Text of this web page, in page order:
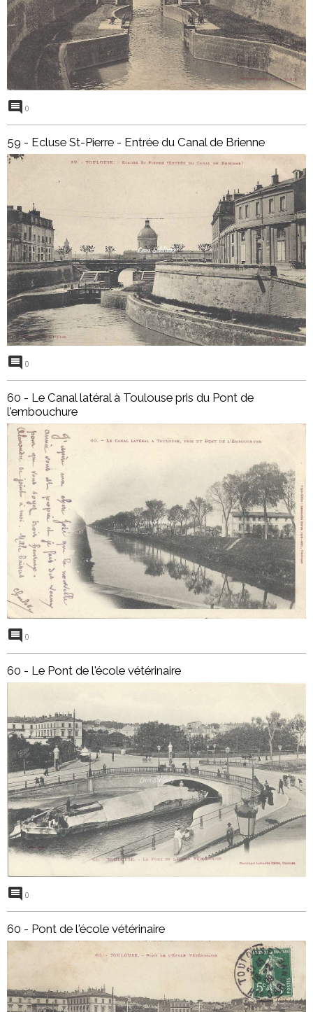
0
59 - Ecluse St-Pierre - Entrée du Canal de Brienne
0
60 - Le Canal latéral à Toulouse pris du Pont de
l'embouchure
0
60 - Le Pont de l'école vétérinaire
0
60 - Pont de l'école vétérinaire